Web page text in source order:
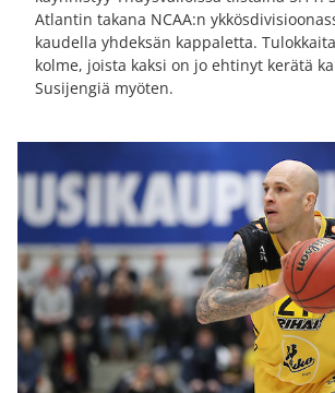
Atlantin takana NCAA:n
kaudella yhdeksän kappaletta.
kolme, joista kaksi on jo ehtinyt kerätä
Susijengiä myöten.